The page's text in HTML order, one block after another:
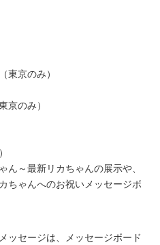
東京のみ）
京のみ）
ん～最新リカちゃんの展示や、
ちゃんへのお祝いメッセージボ
ッセージは、メッセージボード